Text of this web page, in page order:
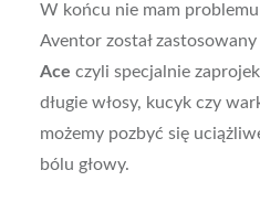
W końcu nie mam
Aventor został
Ace czyli specjalnie
długie włosy, kucyk czy
możemy pozbyć się
bólu głowy.